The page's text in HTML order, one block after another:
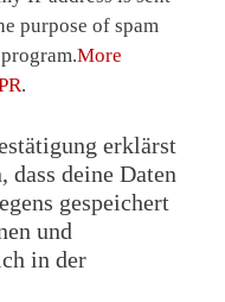
purpose of spam
program.More
.
erklärst
dass deine Daten
gespeichert
und
in der